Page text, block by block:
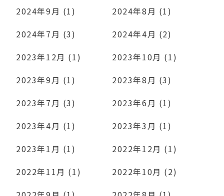
2024年9月 (1)
2024年8月 (1)
2024年7月 (3)
2024年4月 (2)
2023年12月 (1)
2023年10月 (1)
2023年9月 (1)
2023年8月 (3)
2023年7月 (3)
2023年6月 (1)
2023年4月 (1)
2023年3月 (1)
2023年1月 (1)
2022年12月 (1)
2022年11月 (1)
2022年10月 (2)